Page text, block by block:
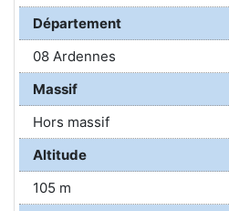
Département
08 Ardennes
Massif
Hors massif
Altitude
105 m